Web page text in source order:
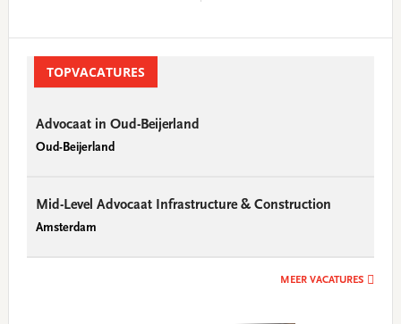
SidebarTOPVACATURES
Advocaat in Oud-Beijerland
Oud-Beijerland
Mid-Level Advocaat Infrastructure & Construction
Amsterdam
MEER VACATURES